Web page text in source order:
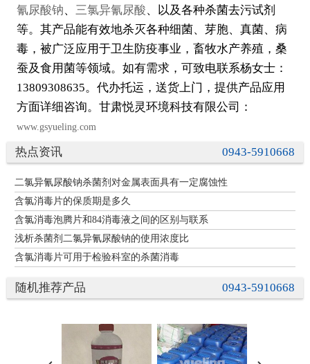
氰尿酸钠、 三氯异氰尿酸、以及各种杀菌去污试剂
等。其产品能有效地杀灭各种细菌、芽胞、真菌、病
毒，被广泛应用于卫生防疫事业，畜牧水产养殖，桑
蚕及食用菌等领域。如有需求，可致电联系杨女士：
13809308635。代办托运，送货上门，提供产品应用
方面详细咨询。甘肃悦灵环境科技有限公司：
www.gsyueling.com
热点资讯 0943-5910668
二氯异氰尿酸钠杀菌剂对金属表面具有一定腐蚀性
含氯消毒片的保质期是多久
含氯消毒泡腾片和84消毒液之间的区别与联系
浅析杀菌剂二氯异氰尿酸钠的使用浓度比
含氯消毒片可用于检验科室的杀菌消毒
随机推荐产品 0943-5910668